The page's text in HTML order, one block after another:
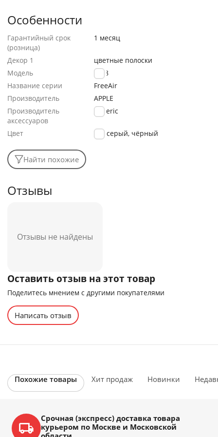
Особенности
Гарантийный срок
(розница)
1 месяц
Декор 1
цветные полоски
Модель
LF68
Название серии
FreeAir
Производитель
APPLE
Производитель
аксессуаров
generic
Цвет серый, чёрный
Найти похожие
Отзывы
Отзывы не найдены
Оставить отзыв на этот товар
Поделитесь мнением с другими покупателями
Написать отзыв
Похожие товары Хит продаж Новинки
Срочная (экспресс) доставка товара
курьером по Москве и Московской